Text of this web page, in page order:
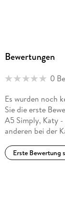
Bewertungen
0
Es wurden noch
Sie die erste
A5 Simply, Katy
anderen bei der
Erste Bewertung